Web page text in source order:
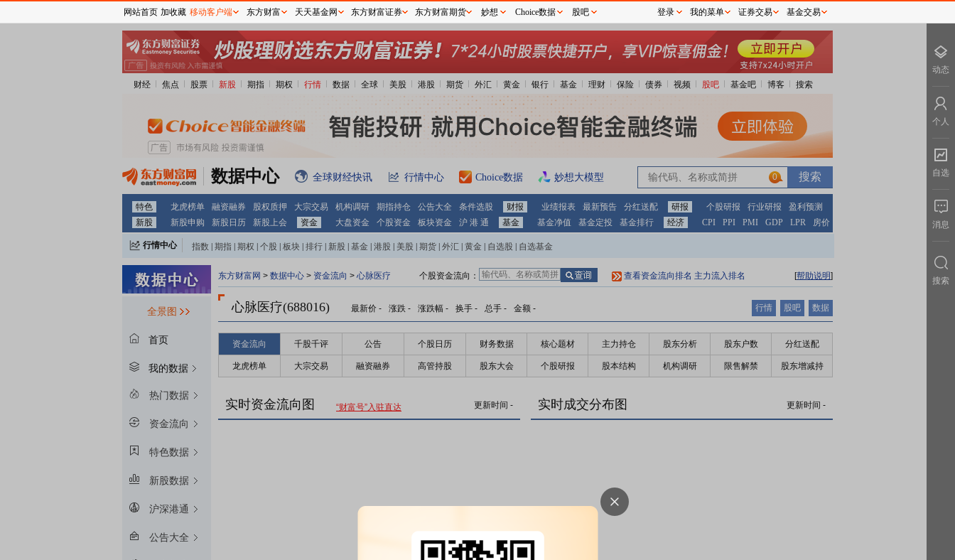
财经 焦点 股票 新股 期指 期权 行情 数据 全球 美股 港股 期货 外汇 黄金 银行 基金 理财 保险 债券 视频 股吧 基金吧 博客 搜索
数据中心 全球财经快讯 行情中心 Choice数据 妙想大模型 0
特色 龙虎榜单 融资融券 股权质押 大宗交易 机构调研 期指持仓 公告大全 条件选股 财报 业绩报表 最新预告 分红送配 研报 个股研报 行业研报
盈利预测
新股
新股申购 新股日历 新股上会 资金 大盘资金 个股资金 板块资金 沪 港 通 基金 基金净值 基金定投 基金排行 经济 CPI PPI PMI GDP LPR 房价
行情中心 指数 期指 期权 个股 板块 排行 新股 基金 港股 美股 期货 外汇 黄金 自选股 自选基金
全景图
首页
我的数据
热门数据
资金流向
特色数据
新股数据
沪深港通
公告大全
东方财富网 > 数据中心 > 资金流向 > 心脉医疗 个股资金流向： 查看资金流向排名 主力流入排名 [帮助说明]
心脉医疗(688016) 最新价 - 涨跌 - 涨跌幅 - 换手 - 总手 - 金额 - 行情 股吧 数据
资金流向 千股千评 公告 个股日历 财务数据 核心题材 主力持仓 股东分析 股东户数 分红送配
龙虎榜单 大宗交易 融资融券 高管持股 股东大会 个股研报 股本结构 机构调研 限售解禁 股东增减持
实时资金流向图 “财富号”入驻直达 更新时间 - 实时成交分布图 更新时间 -
网站首页 加收藏 移动客户端 东方财富 天天基金网 东方财富证券 东方财富期货 妙想 Choice数据 股吧 登录 我的菜单 证券交易 基金交易
动态
个人
自选
消息
搜索